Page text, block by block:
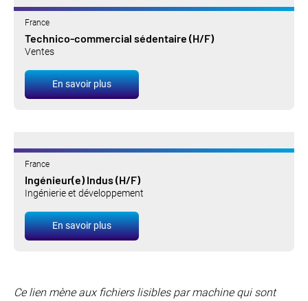
France
Technico-commercial sédentaire (H/F)
Ventes
En savoir plus
France
Ingénieur(e) Indus (H/F)
Ingénierie et développement
En savoir plus
Ce lien mène aux fichiers lisibles par machine qui sont